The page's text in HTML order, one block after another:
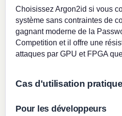
Choisissez Argon2id si vous
système sans contraintes de
gagnant moderne de la
Competition et il offre une
attaques par GPU et FPGA
Cas d'utilisation
Pour les développeurs